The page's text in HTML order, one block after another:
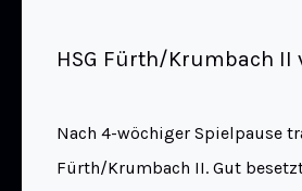
HSG Fürth/Krumbach II
Nach 4-wöchiger Spielpause
Fürth/Krumbach II. Gut